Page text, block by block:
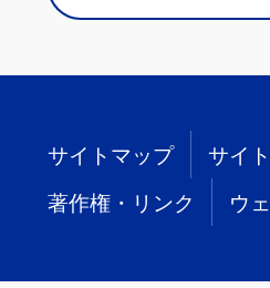
サイトマップ サイ
著作権・リンク ウ